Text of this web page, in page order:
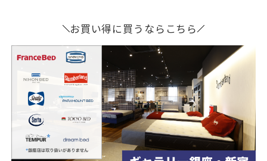
お買い得に買うならこちら